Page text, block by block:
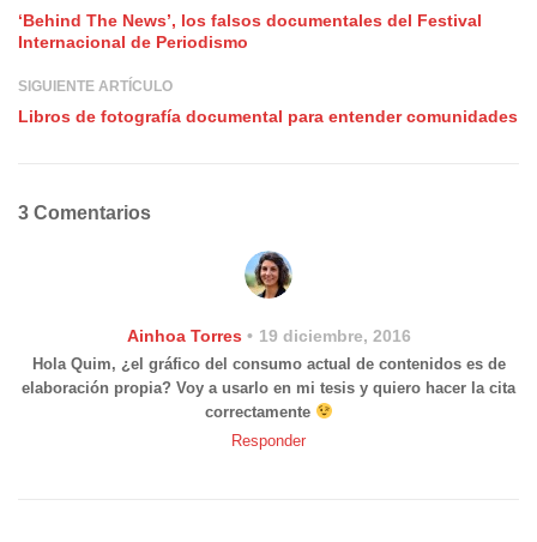
‘Behind The News’, los falsos documentales del Festival
Internacional de Periodismo
SIGUIENTE ARTÍCULO
Libros de fotografía documental para entender comunidades
3 Comentarios
Ainhoa Torres 19 diciembre, 2016
Hola Quim, ¿el gráfico del consumo actual de contenidos es de
elaboración propia? Voy a usarlo en mi tesis y quiero hacer la cita
correctamente
Responder